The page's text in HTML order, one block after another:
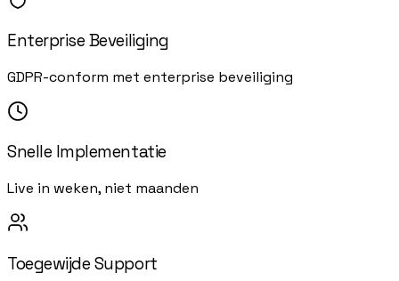
Enterprise Beveiliging
GDPR-conform met enterprise beveiliging
Snelle Implementatie
Live in weken, niet maanden
Toegewijde Support